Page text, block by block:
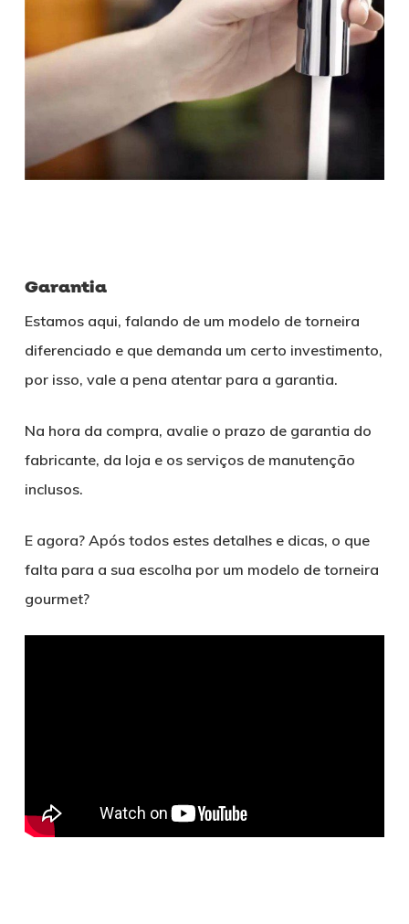
Garantia
Estamos aqui, falando de um modelo de torneira
diferenciado e que demanda um certo investimento,
por isso, vale a pena atentar para a garantia.
Na hora da compra, avalie o prazo de garantia do
fabricante, da loja e os serviços de manutenção
inclusos.
E agora? Após todos estes detalhes e dicas, o que
falta para a sua escolha por um modelo de torneira
gourmet?